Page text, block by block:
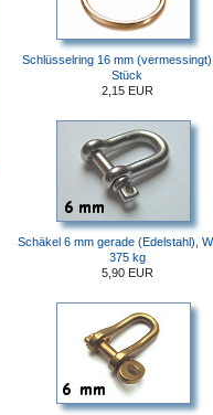
Schlüsselring 16 mm
Stück
2,15 EUR
Schäkel 6 mm gerade (Edelstahl),
375 kg
5,90 EUR